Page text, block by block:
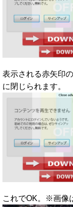
表示される赤矢印
に閉じられます。
これでOK。※画像